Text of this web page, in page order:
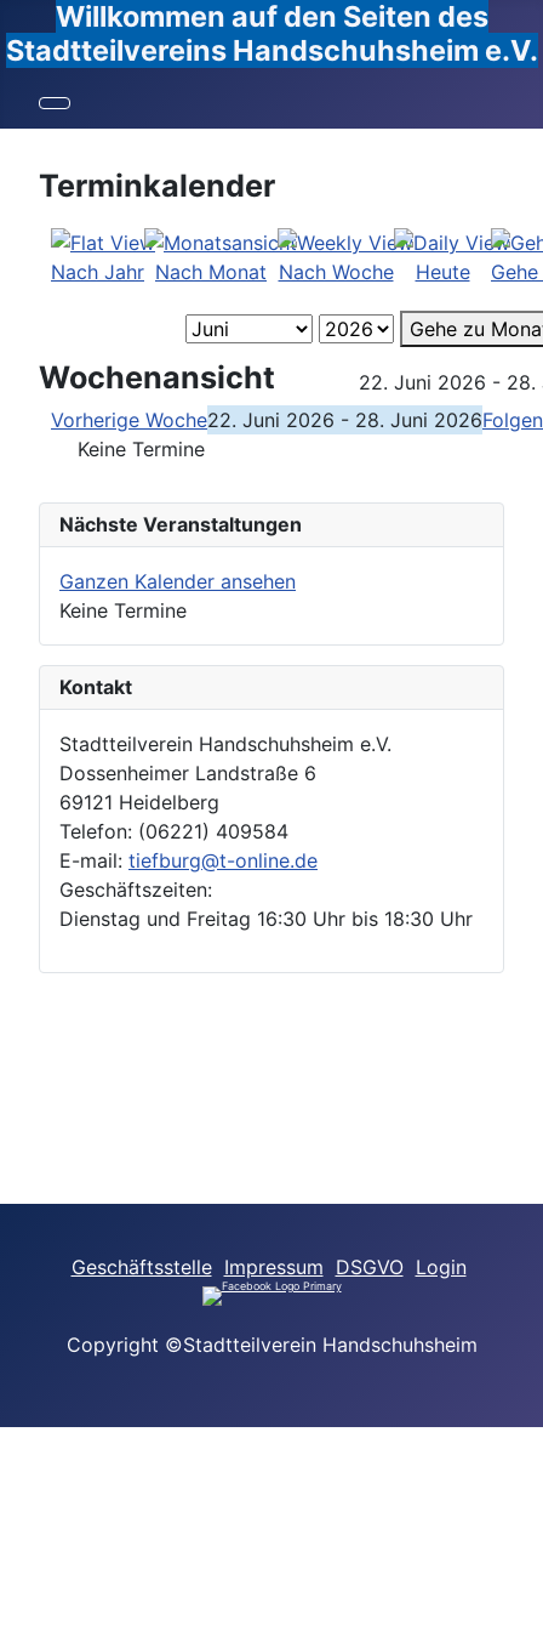
Willkommen auf den Seiten des
Stadtteilvereins Handschuhsheim e.V.
Terminkalender
Nach Jahr Nach Monat Nach Woche Heute
Gehe zu
Wochenansicht
22. Juni 2026 - 28.
Vorherige Woche22. Juni 2026 - 28. Juni 2026
Keine Termine
Nächste Veranstaltungen
Ganzen Kalender ansehen
Keine Termine
Kontakt
Stadtteilverein Handschuhsheim e.V.
Dossenheimer Landstraße 6
69121 Heidelberg
Telefon: (06221) 409584
E-mail: tiefburg@t-online.de
Geschäftszeiten:
Dienstag und Freitag 16:30 Uhr bis 18:30 Uhr
Geschäftsstelle Impressum DSGVO Login
Copyright ©Stadtteilverein Handschuhsheim